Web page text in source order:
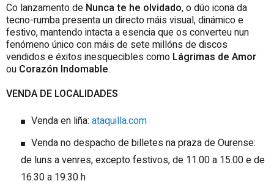
Co lanzamento de Nunca te he olvidado,o dúo icona da
tecno-rumba presenta un directo máis visual, dinámico e
festivo, mantendo intacta a esencia que os converteu nun
fenómeno único con máis de sete millóns de discos
vendidos e éxitos inesquecibles como Lágrimas de Amor
ou Corazón Indomable.
VENDA DE LOCALIDADES
Venda en liña: ataquilla.com
Venda no despacho de billetes na praza de Ourense:
de luns a venres, excepto festivos, de 11.00 a 15.00 e de
16.30 a 19.30 h